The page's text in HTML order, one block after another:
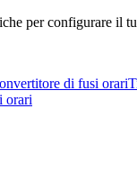
per configurare il
di fusi orari
orari